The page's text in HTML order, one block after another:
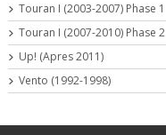
Touran I (2003-2007) Phase 1
Touran I (2007-2010) Phase 2
Up! (Apres 2011)
Vento (1992-1998)